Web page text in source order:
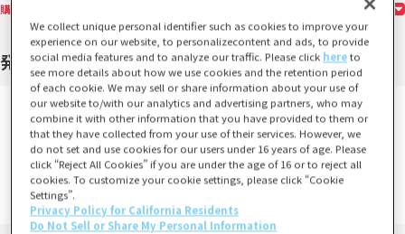
購入の前に必ずお読みください
発送予定
ご注文から10営業日程度で発送予定
※土日祝日および、年末年始など当社指定休業日は発送業務は行い
ません。
詳しくは、
営業日カレンダー をご確認ください。
We collect unique personal identifier such as cookies to improve your
experience on our website, to personalizecontent and ads, to provide
social media features and to analyze our traffic. Please click hereto
see more details about how we use cookies and the retention period
of each cookie. We may sell or share information about your use of
our website to/with our analytics and advertising partners, who may
combine it with other information that you have provided to them or
that they have collected from your use of their services. However, we
do not set and use cookies for our users under 16 years of age. Please
click “Reject All Cookies” if you are under the age of 16 or to reject all
cookies. To customize your cookie settings, please click “Cookie
Settings”.
Privacy Policy for California Residents
Do Not Sell or Share My Personal Information